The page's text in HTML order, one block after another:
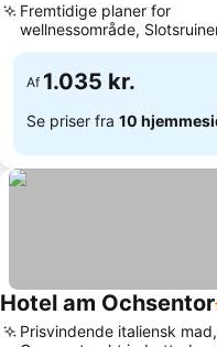
Fremtidige planer for
wellnessområde,
udsigt over kroen
Af 1.035 kr.
Se priser fra 10
Hotel am Ochsentor
Prisvindende italiensk mad,